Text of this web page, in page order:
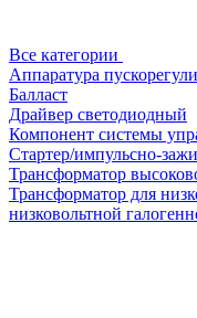
Все категории
Аппаратура
Балласт
Драйвер светодиодный
Компонент системы
Стартер/импульсно-
Трансформатор
Трансформатор для
низковольтной